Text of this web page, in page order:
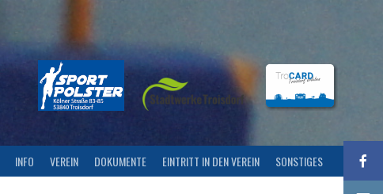
INFO VEREIN DOKUMENTE EINTRITT IN DEN VEREIN SONSTIGES